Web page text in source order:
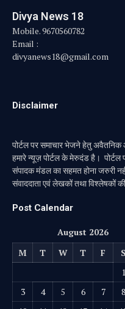
Divya News 18
Mobile. 9670560782
Email :
divyanews18@gmail.com
Disclaimer
पोर्टल पर समाचार भेजने हेतु अवैतनिक
हमारे न्यूज़ पोर्टल के मेरुदंड है। पोर्टल
संपादक मंडल का सहमत होना जरुरी
संवाददाता एवं लेखकों तथा विश्लेषकों की
Post Calendar
August 2026
M
T W T F S
1
3
4 5 6 7 8